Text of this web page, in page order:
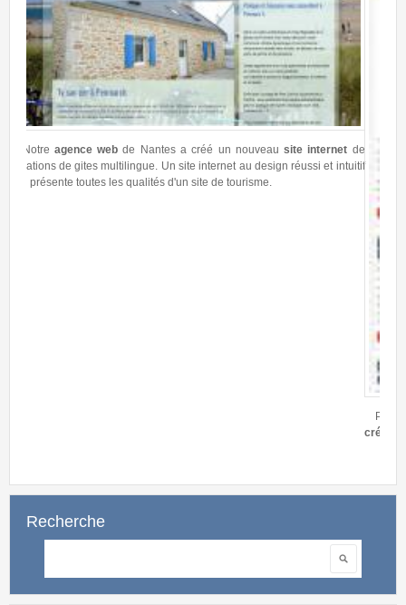
de
et intuitif
vous annonce
Recherche
Rechercher